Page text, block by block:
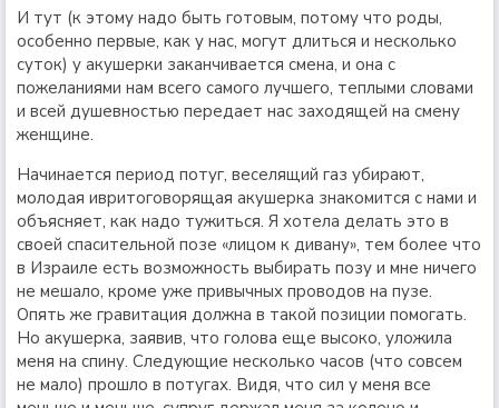
И тут (к этому надо быть готовым, потому что роды,
особенно первые, как у нас, могут длиться и несколько
суток) у акушерки заканчивается смена, и она с
пожеланиями нам всего самого лучшего, теплыми словами
и всей душевностью передает нас заходящей на смену
женщине.
Начинается период потуг, веселящий газ убирают,
молодая ивритоговорящая акушерка знакомится с нами и
объясняет, как надо тужиться. Я хотела делать это в
своей спасительной позе «лицом к дивану», тем более что
в Израиле есть возможность выбирать позу и мне ничего
не мешало, кроме уже привычных проводов на пузе.
Опять же гравитация должна в такой позиции помогать.
Но акушерка, заявив, что голова еще высоко, уложила
меня на спину. Следующие несколько часов (что совсем
не мало) прошло в потугах. Видя, что сил у меня все